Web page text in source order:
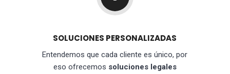
SOLUCIONES PERSONALIZADAS
Entendemos que cada cliente es único, por
eso ofrecemos soluciones legales